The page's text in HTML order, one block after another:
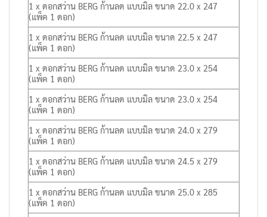
1 x ดอกสว่าน BERG ก้านลด แบบมิล ขนาด 22.0 x 247
(แพ็ค 1 ดอก)
1 x ดอกสว่าน BERG ก้านลด แบบมิล ขนาด 22.5 x 247
(แพ็ค 1 ดอก)
1 x ดอกสว่าน BERG ก้านลด แบบมิล ขนาด 23.0 x 254
(แพ็ค 1 ดอก)
1 x ดอกสว่าน BERG ก้านลด แบบมิล ขนาด 23.0 x 254
(แพ็ค 1 ดอก)
1 x ดอกสว่าน BERG ก้านลด แบบมิล ขนาด 24.0 x 279
(แพ็ค 1 ดอก)
1 x ดอกสว่าน BERG ก้านลด แบบมิล ขนาด 24.5 x 279
(แพ็ค 1 ดอก)
1 x ดอกสว่าน BERG ก้านลด แบบมิล ขนาด 25.0 x 285
(แพ็ค 1 ดอก)